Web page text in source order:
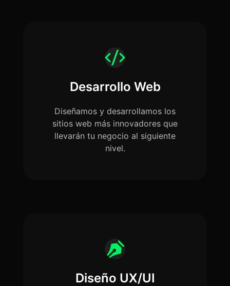
Desarrollo Web
Diseñamos y desarrollamos los
sitios web más innovadores que
llevarán tu negocio al siguiente
nivel.
Diseño UX/UI